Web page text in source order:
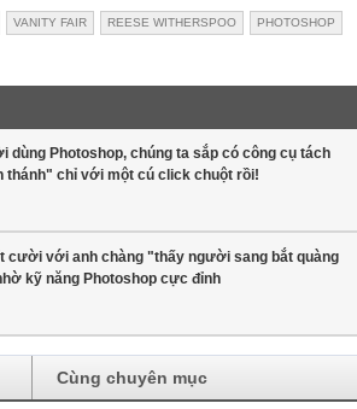
VANITY FAIR REESE WITHERSPOO PHOTOSHOP
dùng Photoshop, chúng ta sắp có công cụ tách
thánh" chỉ với một cú click chuột rồi!
cười với anh chàng "thấy người sang bắt quàng
kỹ năng Photoshop cực đỉnh
Cùng chuyên mục